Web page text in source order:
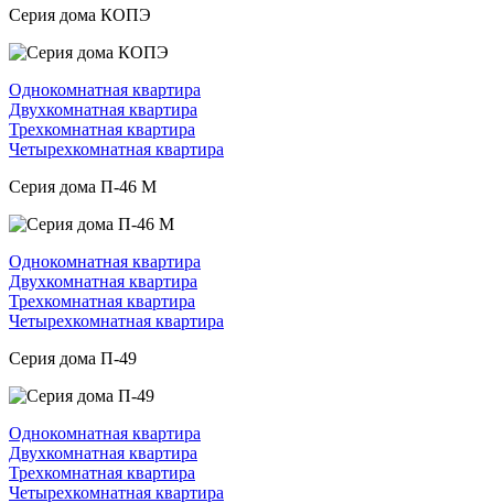
Серия дома КОПЭ
Однокомнатная квартира
Двухкомнатная квартира
Трехкомнатная квартира
Четырехкомнатная квартира
Серия дома П-46 М
Однокомнатная квартира
Двухкомнатная квартира
Трехкомнатная квартира
Четырехкомнатная квартира
Серия дома П-49
Однокомнатная квартира
Двухкомнатная квартира
Трехкомнатная квартира
Четырехкомнатная квартира